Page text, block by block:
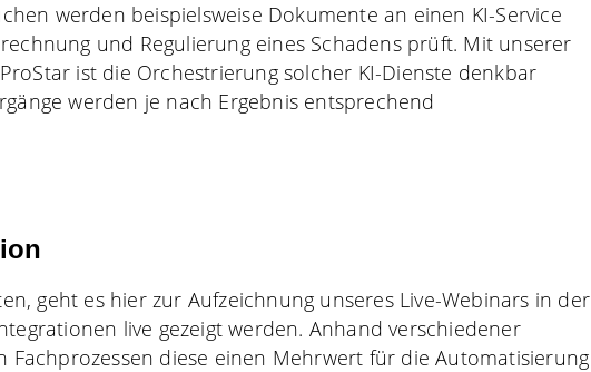
werden beispielsweise Dokumente an einen KI-Service
und Regulierung eines Schadens prüft. Mit unserer
ist die Orchestrierung solcher KI-Dienste denkbar
werden je nach Ergebnis entsprechend
geht es hier zur Aufzeichnung unseres Live-Webinars in der
live gezeigt werden. Anhand verschiedener
Fachprozessen diese einen Mehrwert für die Automatisierung